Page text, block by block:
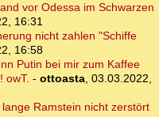
vor Odessa im Schwarzen
16:31
nicht zahlen "Schiffe
16:58
Putin bei mir zum Kaffee
owT. - ottoasta, 03.03.2022,
Ramstein nicht zerstört